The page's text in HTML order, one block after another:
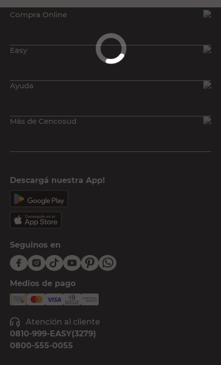
Compra Online
Easy
Ayuda
Más de Cencosud
Descargá nuestra App!
Seguinos en
Medios de pago
Atención al cliente
0810-999-EASY(3279)
0800-555-0055